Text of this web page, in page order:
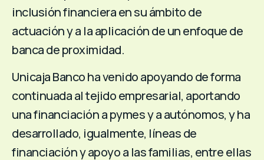
inclusión financiera en su ámbito de
actuación y a la aplicación de un enfoque de
banca de proximidad.
Unicaja Banco ha venido apoyando de forma
continuada al tejido empresarial, aportando
una financiación a pymes y a autónomos, y ha
desarrollado, igualmente, líneas de
financiación y apoyo a las familias, entre ellas